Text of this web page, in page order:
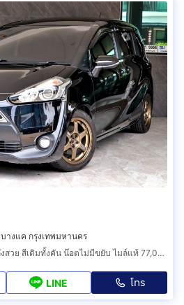
บางแค กรุงเทพมหานคร
Toyota Sienta 1.5G 2017 ตัวถังสวย สีเดิมทั้งคัน น๊อตไม่มีขยับ ไมล์แท้ 77,000 กิโลเมตร ล้อแท้ TE37 รับเทริน์ครับ
LINE โทร